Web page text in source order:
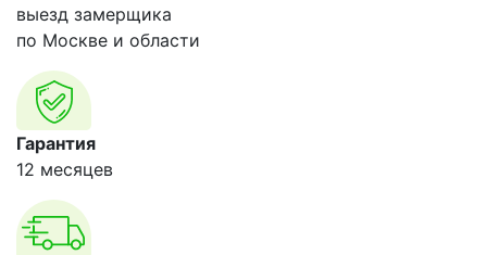
выезд замерщика
по Москве и области
Гарантия
12 месяцев